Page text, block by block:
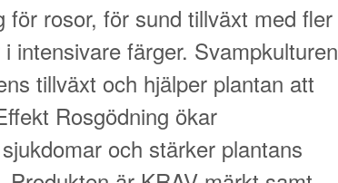
för rosor, för sund tillväxt med fler
intensivare färger. Svampkulturen
tillväxt och hjälper plantan att
Rosgödning ökar
och stärker plantans